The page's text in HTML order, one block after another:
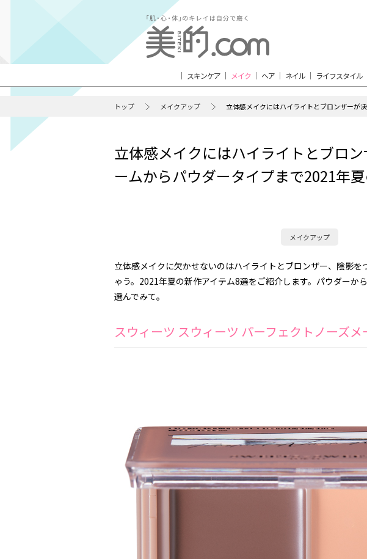
スキンケア メイク ヘア ネイル ライフスタイル
トップ メイクアップ 立体感メイクにはハイライトとブロンザーが
立体感メイクにはハイライトとブロ
ームからパウダータイプまで2021年
メイクアップ
立体感メイクに欠かせないのはハイライトとブロンザー、陰影を
ゃう。2021年夏の新作アイテム8選をご紹介します。パウダーか
選んでみて。
スウィーツ スウィーツ パーフェクトノーズメ